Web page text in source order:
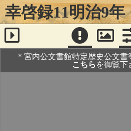
幸啓録11明治9年
＊宮内公文書館特定歴史公文書
こちら を御覧下